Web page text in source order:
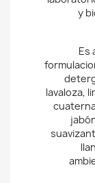
y
Es
lavaloza,